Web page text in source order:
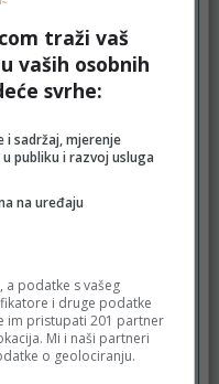
traži vaš
vaših osobnih
svrhe:
i sadržaj, mjerenje
publiku i razvoj usluga
na uređaju
a podatke s vašeg
i druge podatke
im pristupati 201 partner
Mi i naši partneri
o geolociranju.